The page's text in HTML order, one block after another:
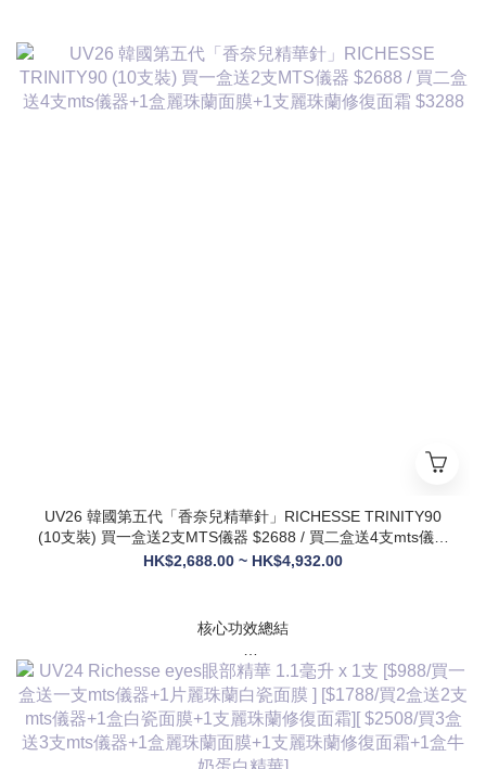
UV26 韓國第五代「香奈兒精華針」RICHESSE TRINITY90
(10支裝) 買一盒送2支MTS儀器 $2688 / 買二盒送4支mts儀器
+1盒麗珠蘭面膜+1支麗珠蘭修復面霜 $3288
HK$2,688.00 ~ HK$4,932.00
核心功效總結
✅ 膠原新生：促進膠原蛋白合成，改善皮膚自然代謝，淡化皺
紋、緊致輪廓
✅ 修護煥膚：改善痤瘡疤痕、色素沈著，修復受損肌膚屏障
✅ 營養供給：為皮膚提供全方位營養，增強彈性與光澤感
✅ 水潤亮白：深層補水鎖水，提亮膚色，讓肌膚通透飽滿